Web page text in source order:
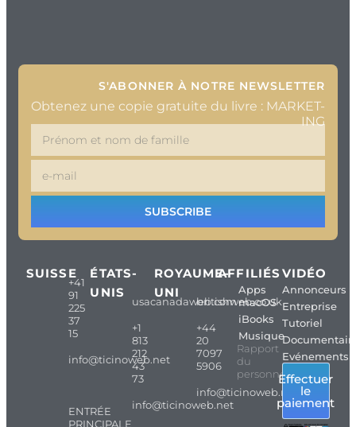
S'ABONNER À NOTRE NEWSLETTER
Obtenez une copie gratuite du livre : MARKET-
ING
SUBSCRIBE
SUISSE
+41
91
225
37
15
info@ticinoweb.net
ENTRÉE
PRINCIPALE
ÉTATS-
UNIS
usacanadaweb.com
+1
813
212
43
73
info@ticinoweb.net
ROYAUME-
UNI
britishweb.co.uk
+44
20
7097
5906
info@ticinoweb.net
AFFILIÉS
Apps
macOS
iBooks
Musique
Rapport
du
personnel
VIDÉO
Annonceurs
Entreprise
Tutoriel
Evénements
Effectuer
le
paiement